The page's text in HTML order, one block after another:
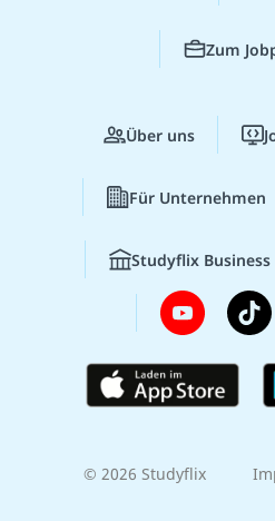
Zum
Über uns
Für Unternehmen
Studyflix Business
© 2026 Studyflix